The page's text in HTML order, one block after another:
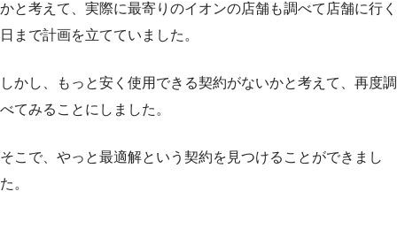
かと考えて、実際に最寄りのイオンの店舗も調べて店舗に行く
日まで計画を立てていました。
しかし、もっと安く使用できる契約がないかと考えて、再度調
べてみることにしました。
そこで、やっと最適解という契約を見つけることができまし
た。